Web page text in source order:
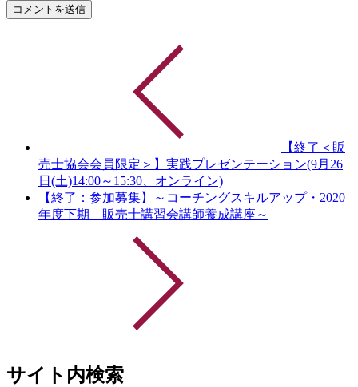
【終了＜販
売士協会会員限定＞】実践プレゼンテーション(9月26
日(土)14:00～15:30、オンライン)
【終了：参加募集】～コーチングスキルアップ・2020
年度下期 販売士講習会講師養成講座～
サイト内検索